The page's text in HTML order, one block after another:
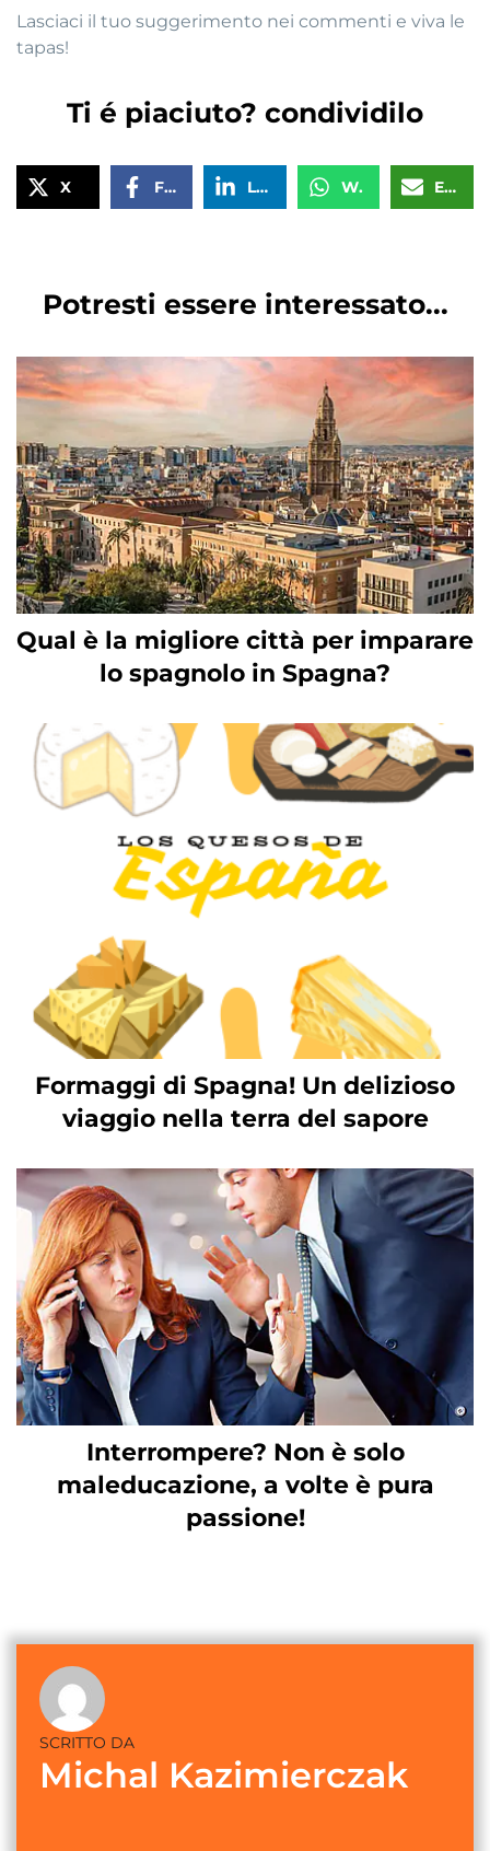
Lasciaci il tuo suggerimento nei commenti e viva le
tapas!
Ti é piaciuto? condividilo
X Facebook LinkedIn WhatsApp Email
Potresti essere interessato...
Qual è la migliore città per imparare
lo spagnolo in Spagna?
Formaggi di Spagna! Un delizioso
viaggio nella terra del sapore
Interrompere? Non è solo
maleducazione, a volte è pura
passione!
SCRITTO DA
Michal Kazimierczak